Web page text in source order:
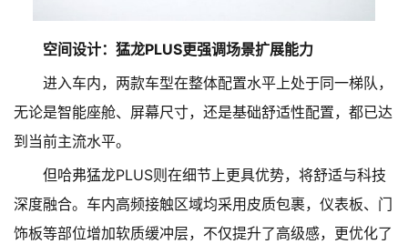
空间设计：猛龙PLUS更强调场景扩展能力
进入车内，两款车型在整体配置水平上处于同一梯队，
无论是智能座舱、屏幕尺寸，还是基础舒适性配置，都已达
到当前主流水平。
但哈弗猛龙PLUS则在细节上更具优势，将舒适与科技
深度融合。车内高频接触区域均采用皮质包裹，仪表板、门
饰板等部位增加软质缓冲层，不仅提升了高级感，更优化了